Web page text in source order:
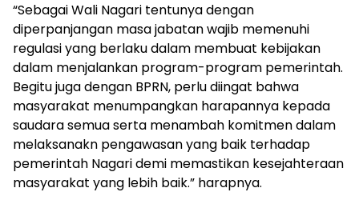
“Sebagai Wali Nagari tentunya dengan
diperpanjangan masa jabatan wajib memenuhi
regulasi yang berlaku dalam membuat kebijakan
dalam menjalankan program-program pemerintah.
Begitu juga dengan BPRN, perlu diingat bahwa
masyarakat menumpangkan harapannya kepada
saudara semua serta menambah komitmen dalam
melaksanakn pengawasan yang baik terhadap
pemerintah Nagari demi memastikan kesejahteraan
masyarakat yang lebih baik.” harapnya.